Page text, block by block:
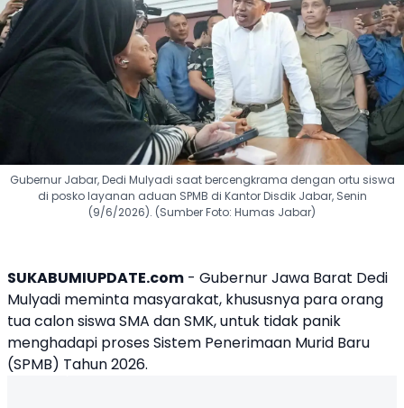
Gubernur Jabar, Dedi Mulyadi saat bercengkrama dengan ortu siswa
di posko layanan aduan SPMB di Kantor Disdik Jabar, Senin
(9/6/2026). (Sumber Foto: Humas Jabar)
SUKABUMIUPDATE.com - Gubernur Jawa Barat Dedi
Mulyadi meminta masyarakat, khususnya para orang
tua calon siswa SMA dan SMK, untuk tidak panik
menghadapi proses Sistem Penerimaan Murid Baru
(SPMB) Tahun 2026.